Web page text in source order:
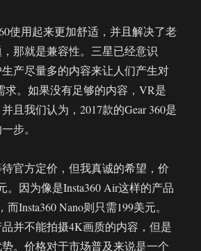
使用起来更加舒适，并且解决了老
那就是兼容性。三星已经意识
产尽量多的内容来让人们产生对
求。如果没有足够的内容，VR是
且我们认为，2017款的Gear 360是
步。
官方定价，但我真诚的希望，价
。因为像是Insta360 Air这样的产品
Insta360 Nano则只需199美元。
并不能拍摄4K画质的内容，但是
。价格对于市场普及来说是一个